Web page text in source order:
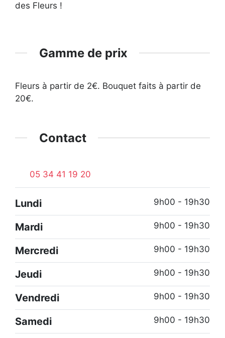
des Fleurs !
Gamme de prix
Fleurs à partir de 2€. Bouquet faits à partir de
20€.
Contact
05 34 41 19 20
Lundi 9h00 - 19h30
Mardi 9h00 - 19h30
Mercredi 9h00 - 19h30
Jeudi 9h00 - 19h30
Vendredi 9h00 - 19h30
Samedi 9h00 - 19h30